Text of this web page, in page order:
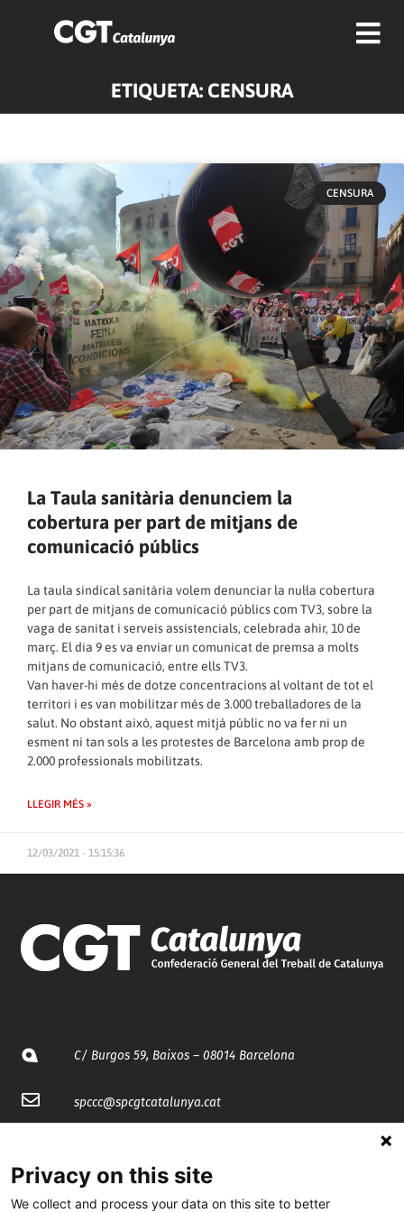
ETIQUETA: CENSURA
CENSURA
La Taula sanitària denunciem la
cobertura per part de mitjans de
comunicació públics
La taula sindical sanitària volem denunciar la nul·la cobertura
per part de mitjans de comunicació públics com TV3, sobre la
vaga de sanitat i serveis assistencials, celebrada ahir, 10 de
març. El dia 9 es va enviar un comunicat de premsa a molts
mitjans de comunicació, entre ells TV3.
Van haver-hi més de dotze concentracions al voltant de tot el
territori i es van mobilitzar més de 3.000 treballadores de la
salut. No obstant això, aquest mitjà públic no va fer ni un
esment ni tan sols a les protestes de Barcelona amb prop de
2.000 professionals mobilitzats.
LLEGIR MÉS »
12/03/2021 - 15:15:36
C/ Burgos 59, Baixos – 08014 Barcelona
spccc@spcgtcatalunya.cat
@CGTCatalunya
Privacy on this site
We collect and process your data on this site to better